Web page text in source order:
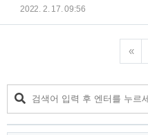
을 어떤 방식으로 산정할 것인지에
Point) (2) 하향식 산정방법 전문가
이 기법 2. 상향식 산정방법 (1)
2022. 2. 17. 09:56
«